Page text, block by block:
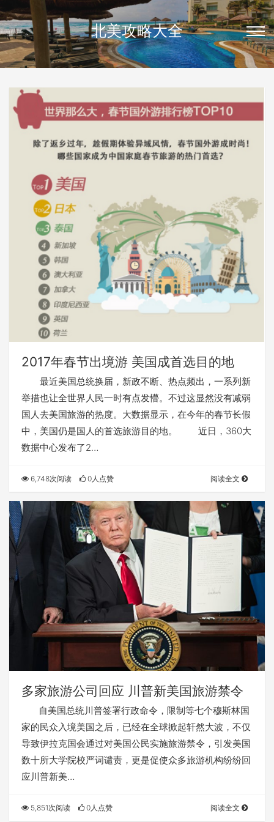
北美攻略大全
2017年春节出境游 美国成首选目的地
最近美国总统换届，新政不断、热点频出，一系列新
举措也让全世界人民一时有点发懵。不过这显然没有减弱
国人去美国旅游的热度。大数据显示，在今年的春节长假
中，美国仍是国人的首选旅游目的地。 近日，360大
数据中心发布了2…
6,748次阅读 0人点赞 阅读全文
多家旅游公司回应 川普新美国旅游禁令
自美国总统川普签署行政命令，限制等七个穆斯林国
家的民众入境美国之后，已经在全球掀起轩然大波，不仅
导致伊拉克国会通过对美国公民实施旅游禁令，引发美国
数十所大学院校严词谴责，更是促使众多旅游机构纷纷回
应川普新美…
5,851次阅读 0人点赞 阅读全文